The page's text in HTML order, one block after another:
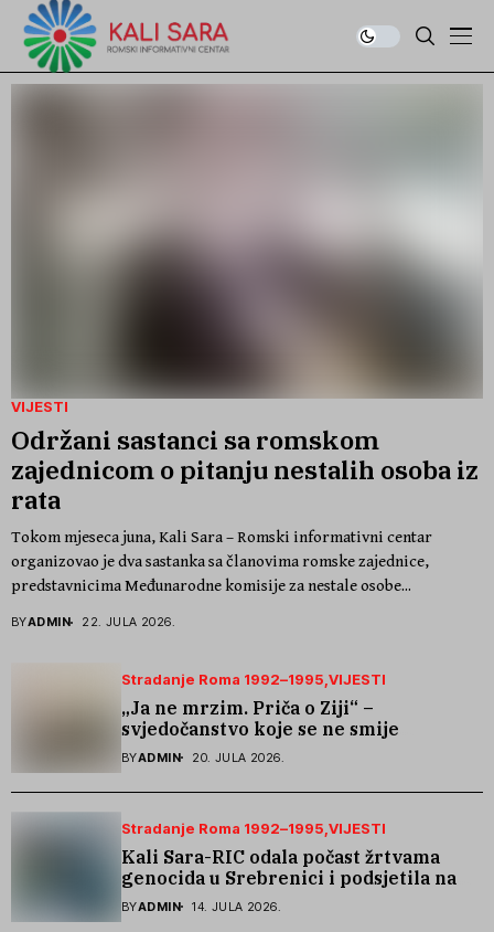
VIJESTI
Održani sastanci sa romskom
zajednicom o pitanju nestalih osoba iz
rata
Tokom mjeseca juna, Kali Sara – Romski informativni centar
organizovao je dva sastanka sa članovima romske zajednice,
predstavnicima Međunarodne komisije za nestale osobe...
BYADMIN 22. JULA 2026.
Stradanje Roma 1992–1995 VIJESTI
„Ja ne mrzim. Priča o Ziji“ –
svjedočanstvo koje se ne smije
zaboraviti
BYADMIN 20. JULA 2026.
Stradanje Roma 1992–1995 VIJESTI
Kali Sara-RIC odala počast žrtvama
genocida u Srebrenici i podsjetila na
stradanje Roma iz Skočića
BYADMIN 14. JULA 2026.